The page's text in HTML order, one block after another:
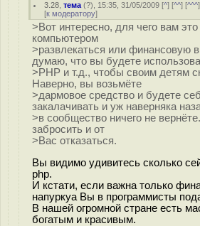
3.28 ,тема (?), 15:35, 31/05/2009 [^] [^^] [^^^
[к модератору]
>Вот интересно, для чего вам
компьютером
>развлекаться или финансовую
думаю, что вы будете
>РНР и т.д., чтобы своим детям
Наверно, вы возьмёте
>дармовое средство и будете
закалачивать и уж наверняка
>в сообщество ничего не
забросить и от
>Вас отказаться.
Вы видимо удивитесь сколько
php.
И кстати, если важна только
напуркуа Вы в программисты
В нашей огромной стране есть
богатым и красивым.